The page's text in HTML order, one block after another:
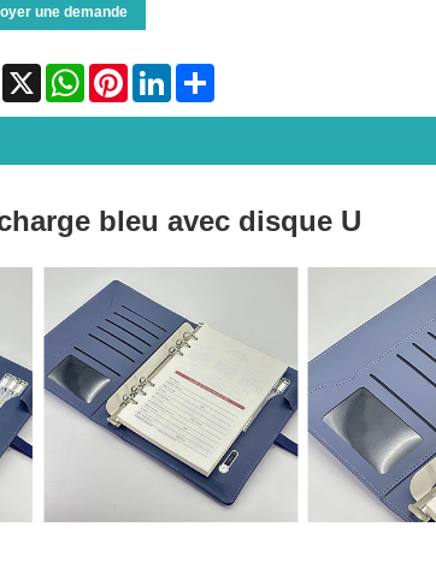
une demande
X WhatsAppPinterestLinkedInShare
bleu avec disque U